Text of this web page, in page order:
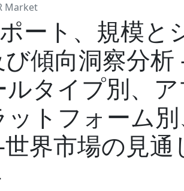
Market
ート、規模と
び傾向洞察分
タイプ別、
トフォーム
界市場の見通